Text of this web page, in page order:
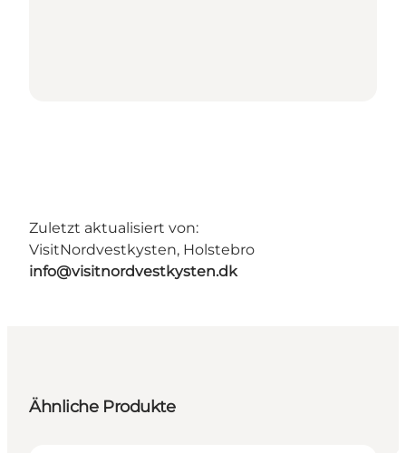
Zuletzt aktualisiert von:
VisitNordvestkysten, Holstebro
info@visitnordvestkysten.dk
Ähnliche Produkte